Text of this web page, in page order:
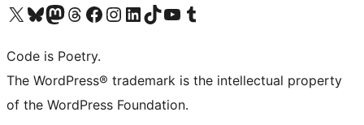
Visita il nostro account X (ex Twitter)
Visita il nostro account Bluesky
Visita il nostro account Mastodon
Visita il nostro account Threads
Visita la nostra pagina Facebook
Visita il nostro account Instagram
Visita il nostro account LinkedIn
Visita il nostro account TikTok
Visita il nostro canale YouTube
Visita il nostro account Tumblr
Code is Poetry.
The WordPress® trademark is the intellectual property
of the WordPress Foundation.